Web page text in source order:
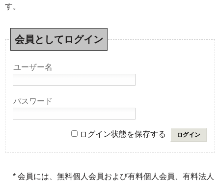
す。
会員としてログイン
ユーザー名
パスワード
ログイン状態を保存する
* 会員には、無料個人会員および有料個人会員、有料法人